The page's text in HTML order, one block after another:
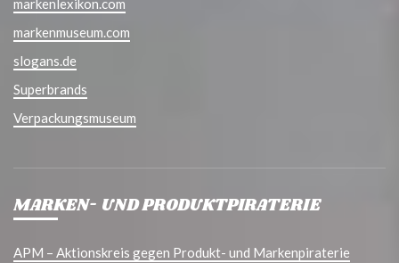
markenlexikon.com
markenmuseum.com
slogans.de
Superbrands
Verpackungsmuseum
MARKEN- UND PRODUKTPIRATERIE
APM – Aktionskreis gegen Produkt- und Markenpiraterie